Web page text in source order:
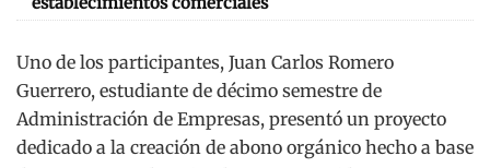
Uno de los participantes, Juan Carlos Romero
Guerrero, estudiante de décimo semestre de
Administración de Empresas, presentó un proyecto
dedicado a la creación de abono orgánico hecho a base